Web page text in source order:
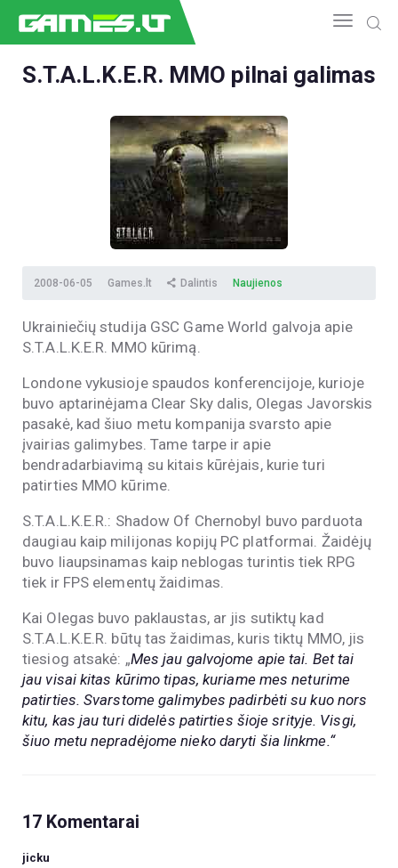
NAUJIENOS
GAMEDEV
ESPORTAS
GELEŽIS
VIDEO
APŽVALGOS
S.T.A.L.K.E.R. MMO pilnai galimas
2008-06-05 Games.lt Dalintis Naujienos
Ukrainiečių studija GSC Game World galvoja apie
S.T.A.L.K.E.R. MMO kūrimą.
Londone vykusioje spaudos konferencijoje, kurioje
buvo aptarinėjama Clear Sky dalis, Olegas Javorskis
pasakė, kad šiuo metu kompanija svarsto apie
įvairias galimybes. Tame tarpe ir apie
bendradarbiavimą su kitais kūrėjais, kurie turi
patirties MMO kūrime.
S.T.A.L.K.E.R.: Shadow Of Chernobyl buvo parduota
daugiau kaip milijonas kopijų PC platformai. Žaidėjų
buvo liaupsinamas kaip neblogas turintis tiek RPG
tiek ir FPS elementų žaidimas.
Kai Olegas buvo paklaustas, ar jis sutiktų kad
S.T.A.L.K.E.R. būtų tas žaidimas, kuris tiktų MMO, jis
tiesiog atsakė: „Mes jau galvojome apie tai. Bet tai
jau visai kitas kūrimo tipas, kuriame mes neturime
patirties. Svarstome galimybes padirbėti su kuo nors
kitu, kas jau turi didelės patirties šioje srityje. Visgi,
šiuo metu nepradėjome nieko daryti šia linkme.“
17 Komentarai
jicku